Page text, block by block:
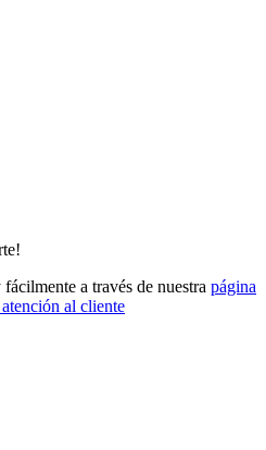
a través de nuestra página
al cliente